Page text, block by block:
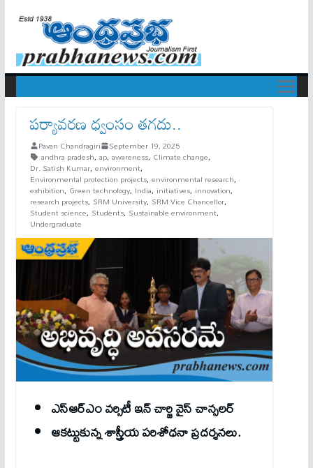
పర్యావరణ ధ్వంసం తగదు..
Pavan Chandragiri September 19, 2025
andhra pradesh, ap, awareness, Climate change,
Dr. Satish Kumar, environment,
Environmental protection projects, environmental research,
exhibition, Green technology, India, initiatives, innovation,
research projects, SRM University, SRM Vice Chancellor,
Student science, Students, Sustainable environment,
Undergraduate
ఎస్ఆర్ఎం వర్సిటీ ఇన్ చార్జి వైస్ చాన్సలర్
ఆకట్టుకున్న శాస్త్రీయ పరిశోధనా ప్రదర్శనలు.